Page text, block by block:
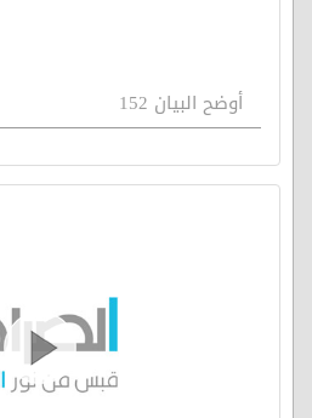
أوضح البيان 152